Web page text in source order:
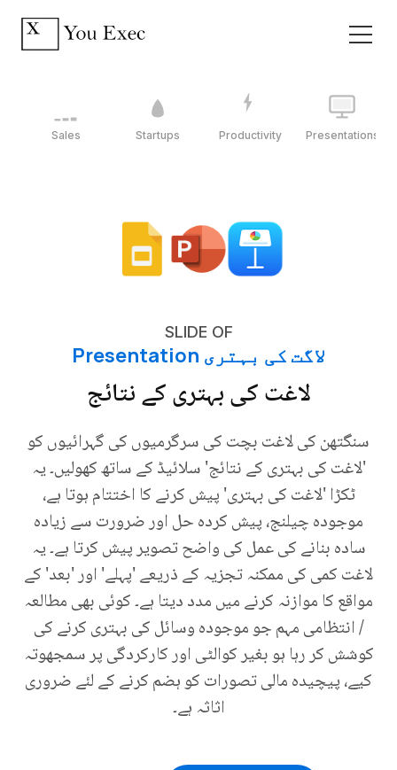
Sales Startups Productivity Presentations
SLIDE OF
لاگت کی بہتری Presentation
لاغت کی بہتری کے نتائج
سنگتھن کی لاغت بچت کی سرگرمیوں کی گہرائیوں کو
'لاغت کی بہتری کے نتائج' سلائیڈ کے ساتھ کھولیں۔ یہ
ٹکڑا 'لاغت کی بہتری' پیش کرنے کا اختتام ہوتا ہے،
موجودہ چیلنج، پیش کردہ حل اور ضرورت سے زیادہ
سادہ بنانے کی عمل کی واضح تصویر پیش کرتا ہے۔ یہ
لاغت کمی کی ممکنہ تجزیہ کے ذریعے 'پہلے' اور 'بعد' کے
مواقع کا موازنہ کرنے میں مدد دیتا ہے۔ کوئی بھی مطالعہ
/ انتظامی مہم جو موجودہ وسائل کی بہتری کرنے کی
کوشش کر رہا ہو بغیر کوالٹی اور کارکردگی پر سمجھوتہ
کیے، پیچیدہ مالی تصورات کو ہضم کرنے کے لئے ضروری
اثاثہ ہے۔